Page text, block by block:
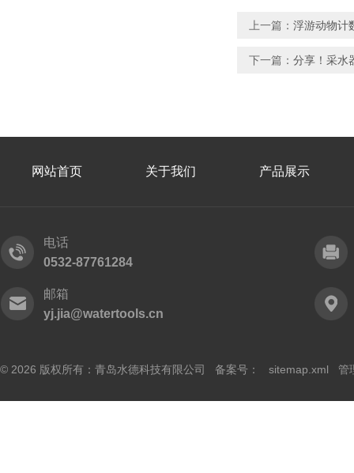
上一篇： 浮游动物计
下一篇： 分享！采水
网站首页 关于我们 产品展示
电话
0532-87761284
邮箱
yj.jia@watertools.cn
© 2026 版权所有：青岛水德科技有限公司 备案号： sitemap.xml 管